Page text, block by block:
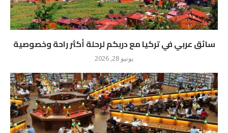
سائق عربي في تركيا مع دربكم لرحلة أكثر راحة وخصوصية
يونيو 28, 2026